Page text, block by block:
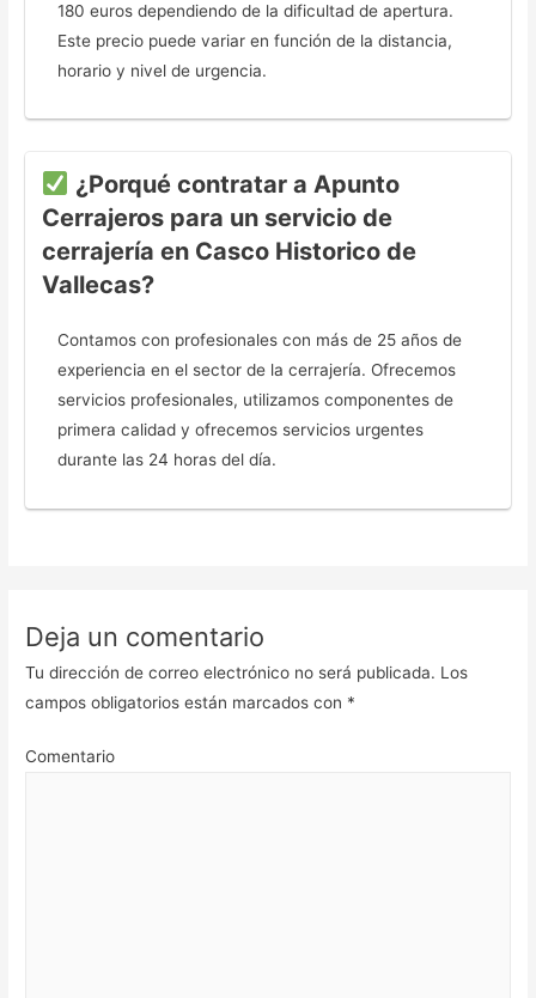
180 euros dependiendo de la dificultad de apertura.
Este precio puede variar en función de la distancia,
horario y nivel de urgencia.
¿Porqué contratar a Apunto
Cerrajeros para un servicio de
cerrajería en Casco Historico de
Vallecas?
Contamos con profesionales con más de 25 años de
experiencia en el sector de la cerrajería. Ofrecemos
servicios profesionales, utilizamos componentes de
primera calidad y ofrecemos servicios urgentes
durante las 24 horas del día.
Deja un comentario
Tu dirección de correo electrónico no será publicada. Los
campos obligatorios están marcados con *
Comentario